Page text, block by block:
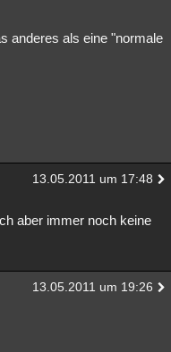
anderes als eine "normale
13.05.2011 um 17:48
aber immer noch keine
13.05.2011 um 19:26